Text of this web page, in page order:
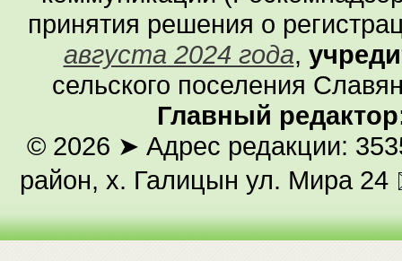
принятия решения о
августа 2024 года,
сельского поселения
Главный
© 2026 ➤ Адрес редакции:
район, х. Галицын ул. Мира